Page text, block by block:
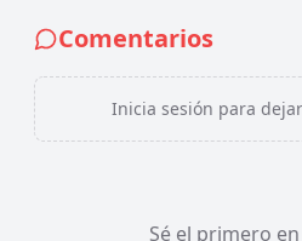
Comentarios
Inicia sesión para
Sé el primero